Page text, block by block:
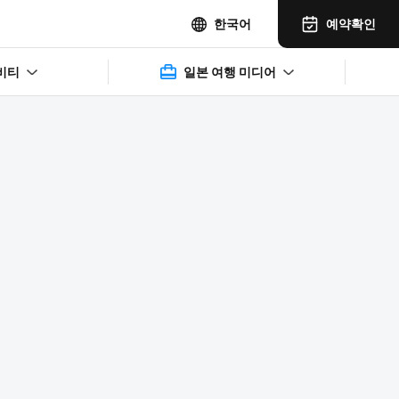
티 일본 여행 미디어
한국어 예약확인